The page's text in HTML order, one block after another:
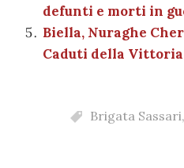
defunti e morti in
Biella, Nuraghe
Caduti della Vittoria
Brigata Sassari,